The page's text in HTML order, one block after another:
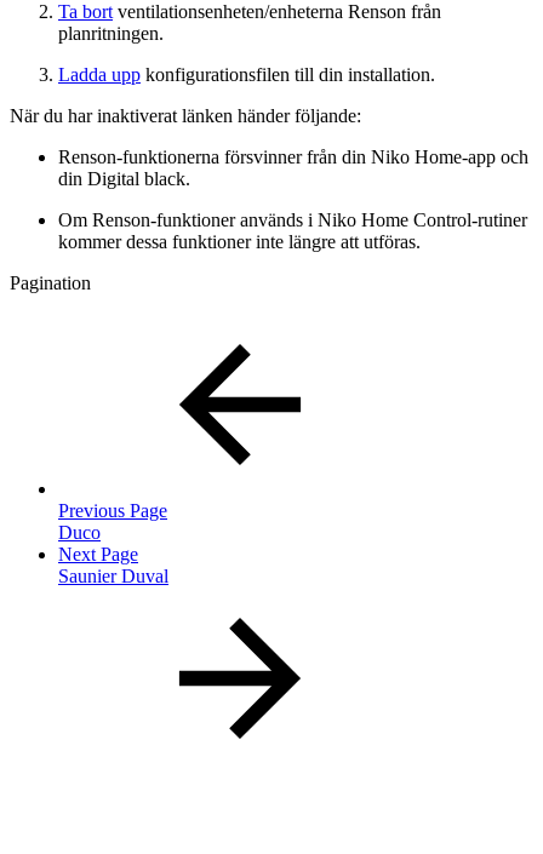
Ta bort ventilationsenheten/enheterna Renson från
planritningen.
Ladda upp konfigurationsfilen till din installation.
När du har inaktiverat länken händer följande:
Renson-funktionerna försvinner från din Niko Home-app och
din Digital black.
Om Renson-funktioner används i Niko Home Control-rutiner
kommer dessa funktioner inte längre att utföras.
Pagination
Previous Page
Duco
Next Page
Saunier Duval